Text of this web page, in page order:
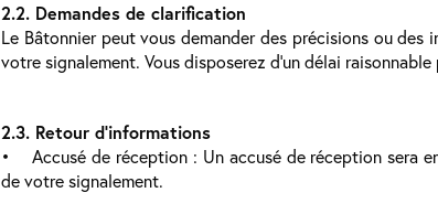
2.2. Demandes de clarification
Le Bâtonnier peut vous demander des précisions ou
votre signalement. Vous disposerez d’un délai
2.3. Retour d’informations
• Accusé de réception : Un accusé de réception sera
de votre signalement.